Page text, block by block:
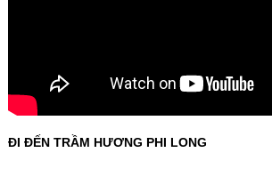
ĐI ĐẾN TRẦM HƯƠNG PHI LONG